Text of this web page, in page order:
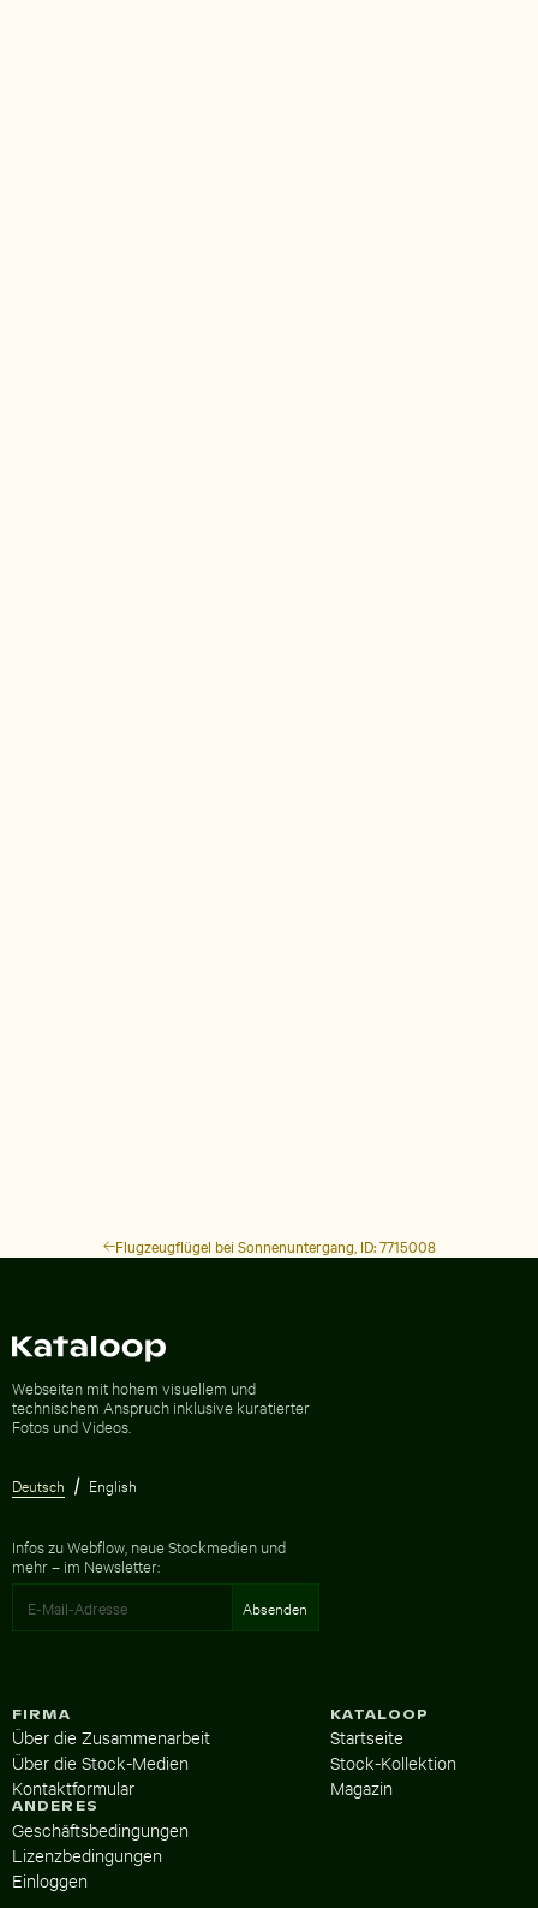
Flugzeugflügel bei Sonnenuntergang, ID: 7715008
Webseiten mit hohem visuellem und
technischem Anspruch inklusive kuratierter
Fotos und Videos.
Deutsch English
Infos zu Webflow, neue Stockmedien und
mehr – im Newsletter:
KATALOOP
Startseite
Stock-Kollektion
Magazin
FIRMA
Über die Zusammenarbeit
Über die Stock-Medien
Kontaktformular
ANDERES
Geschäftsbedingungen
Lizenzbedingungen
Einloggen